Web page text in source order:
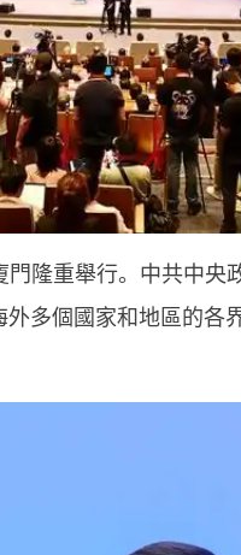
隆重舉行。中共中央
多個國家和地區的各